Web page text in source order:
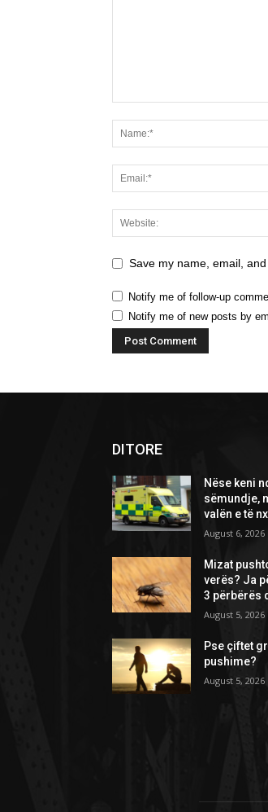
Save my name, email,
Notify me of follow-up
Notify me of new posts by
DITORE
Nëse keni
sëmundje,
valën e të
August 6, 2026
Mizat
verës? Ja
3 përbërës
August 5, 2026
Pse çiftet
pushime?
August 5, 2026